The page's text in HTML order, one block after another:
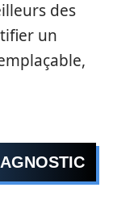
des
un